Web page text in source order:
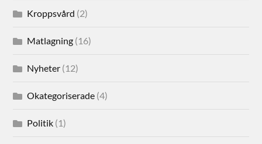
Kroppsvård (2)
Matlagning (16)
Nyheter (12)
Okategoriserade (4)
Politik (1)